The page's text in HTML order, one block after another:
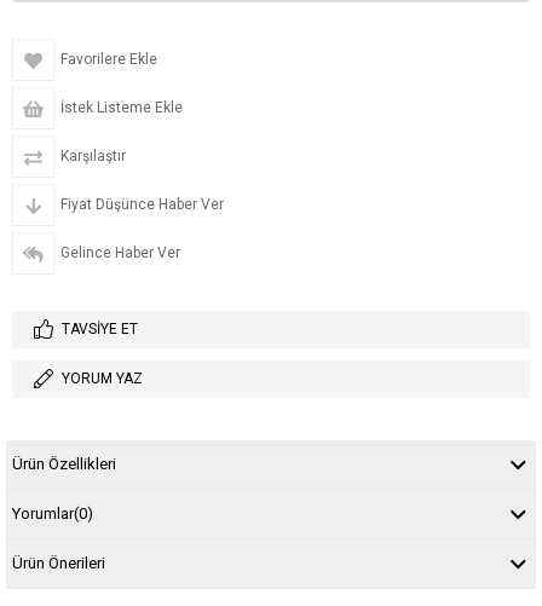
Favorilere Ekle
İstek Listeme Ekle
Karşılaştır
Fiyat Düşünce Haber Ver
Gelince Haber Ver
TAVSIYE ET
YORUM YAZ
Ürün Özellikleri
Yorumlar(0)
Ürün Önerileri